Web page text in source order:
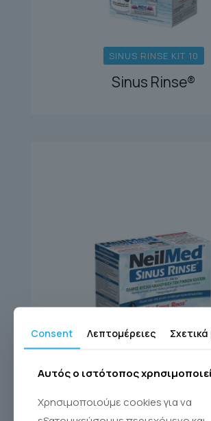
SINUS RINSE KIT 10
Sinus Rinse®
SINUS RINSE KIT 60
Consent Λεπτομέρειες
Αυτός ο ιστότοπος
Χρησιμοποιούμε cookies για να